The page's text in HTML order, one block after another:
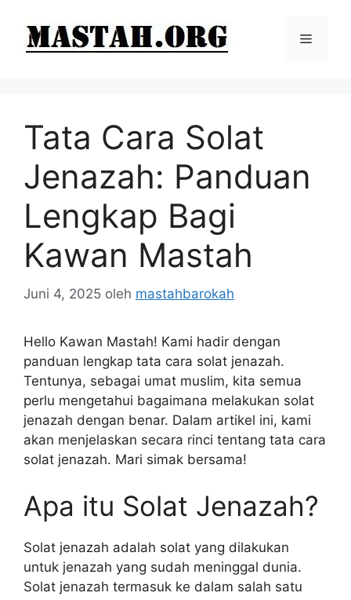
Menu
Tata Cara Solat
Jenazah: Panduan
Lengkap Bagi
Kawan Mastah
Juni 4, 2025 oleh mastahbarokah
Hello Kawan Mastah! Kami hadir dengan
panduan lengkap tata cara solat jenazah.
Tentunya, sebagai umat muslim, kita semua
perlu mengetahui bagaimana melakukan solat
jenazah dengan benar. Dalam artikel ini, kami
akan menjelaskan secara rinci tentang tata cara
solat jenazah. Mari simak bersama!
Apa itu Solat Jenazah?
Solat jenazah adalah solat yang dilakukan
untuk jenazah yang sudah meninggal dunia.
Solat jenazah termasuk ke dalam salah satu